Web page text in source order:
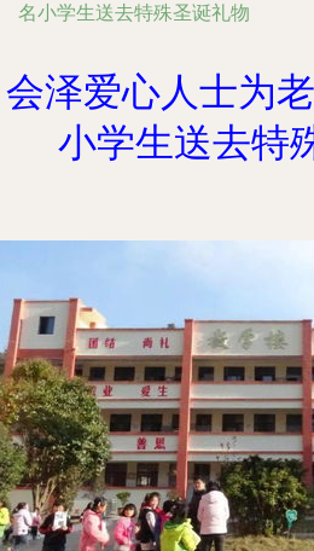
名小学生送去特殊圣诞礼物
会泽爱心人士为
小学生送去特